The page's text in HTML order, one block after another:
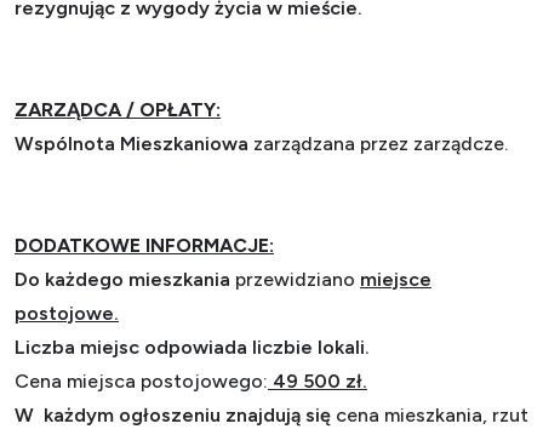
rezygnując z wygody życia w mieście.
ZARZĄDCA / OPŁATY:
Wspólnota Mieszkaniowa zarządzana przez zarządcze.
DODATKOWE INFORMACJE:
Do każdego mieszkania przewidziano miejsce
postojowe.
Liczba miejsc odpowiada liczbie lokali.
Cena miejsca postojowego: 49 500 zł.
W każdym ogłoszeniu znajdują się cena mieszkania, rzut